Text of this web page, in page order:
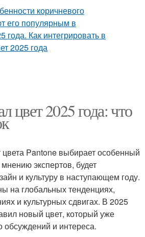
цвет 2025 года: что
цвета Pantone выбирает особенный
экспертов, будет
и культуру в наступающем году.
на глобальных тенденциях,
и культурных сдвигах. В 2025
новый цвет, который уже
и интереса.